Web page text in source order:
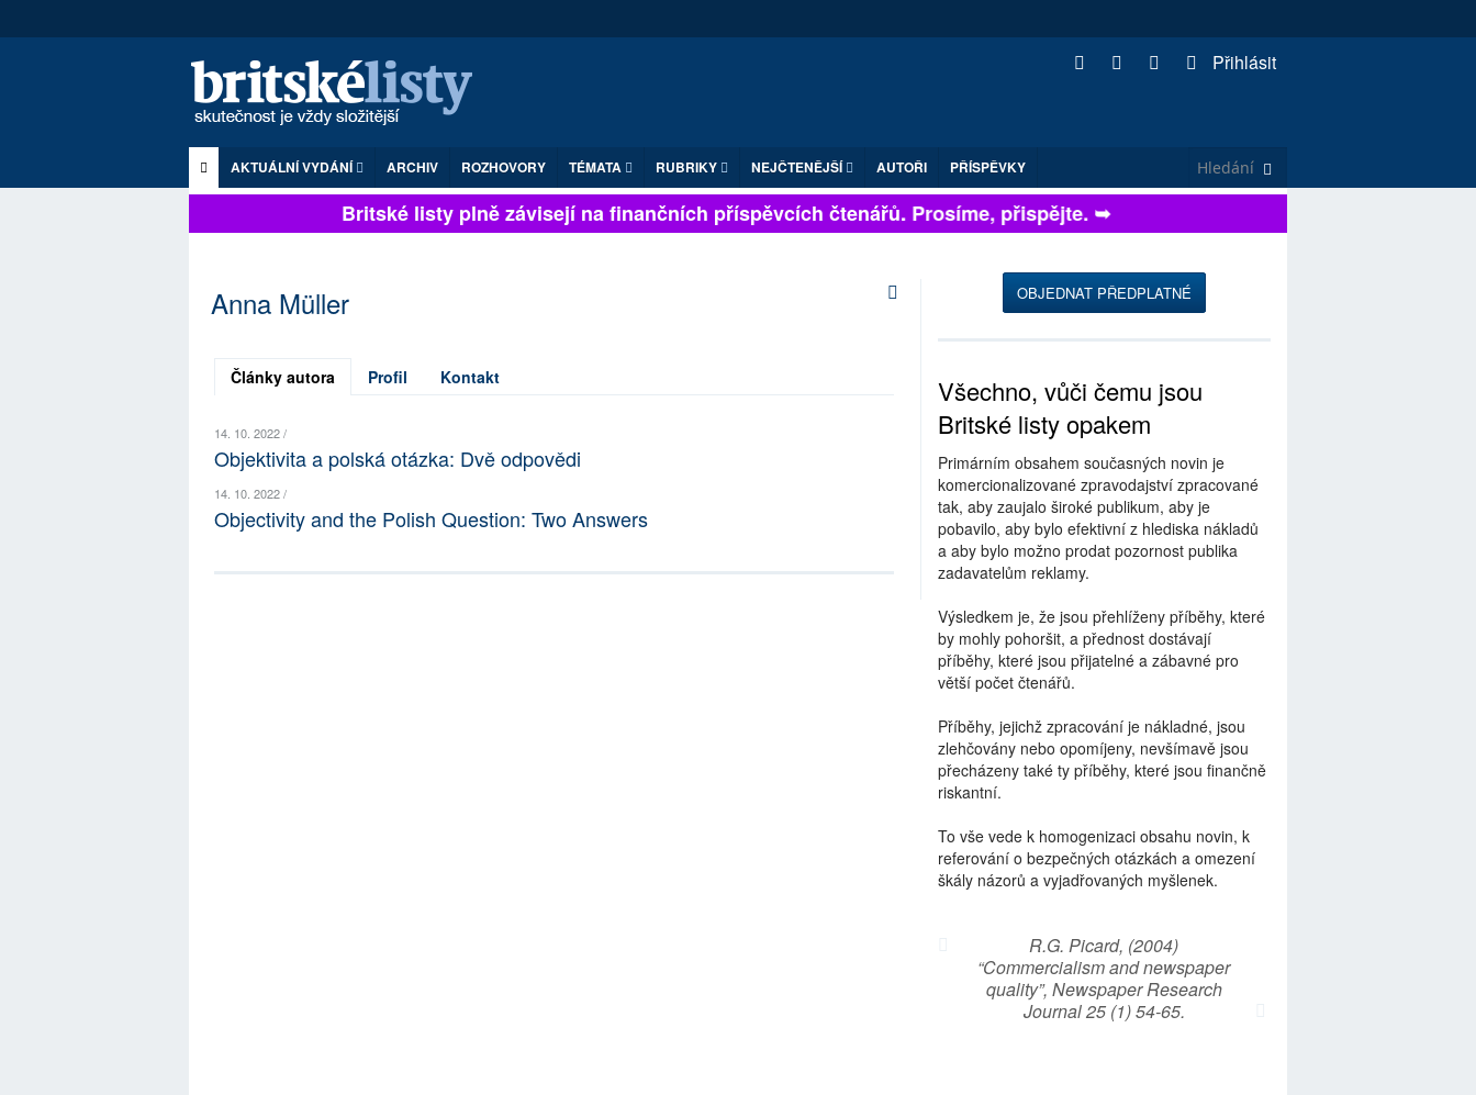
Přihlásit
AKTUÁLNÍ VYDÁNÍ ARCHIV ROZHOVORY TÉMATA RUBRIKY NEJČTENĚJŠÍ AUTOŘI PŘÍSPĚVKY
Britské listy plně závisejí na finančních příspěvcích čtenářů. Prosíme, přispějte. ➥
Anna Müller
Články autora Profil Kontakt
14. 10. 2022 /
Objektivita a polská otázka: Dvě odpovědi
14. 10. 2022 /
Objectivity and the Polish Question: Two Answers
OBJEDNAT PŘEDPLATNÉ
Všechno, vůči čemu jsou
Britské listy opakem
Primárním obsahem současných novin je
komercionalizované zpravodajství zpracované
tak, aby zaujalo široké publikum, aby je
pobavilo, aby bylo efektivní z hlediska nákladů
a aby bylo možno prodat pozornost publika
zadavatelům reklamy.
Výsledkem je, že jsou přehlíženy příběhy, které
by mohly pohoršit, a přednost dostávají
příběhy, které jsou přijatelné a zábavné pro
větší počet čtenářů.
Příběhy, jejichž zpracování je nákladné, jsou
zlehčovány nebo opomíjeny, nevšímavě jsou
přecházeny také ty příběhy, které jsou finančně
riskantní.
To vše vede k homogenizaci obsahu novin, k
referování o bezpečných otázkách a omezení
škály názorů a vyjadřovaných myšlenek.
R.G. Picard, (2004)
“Commercialism and newspaper
quality”, Newspaper Research
Journal 25 (1) 54-65.